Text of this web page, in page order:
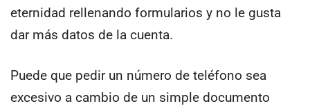
eternidad rellenando formularios y no le gusta
dar más datos de la cuenta.
Puede que pedir un número de teléfono sea
excesivo a cambio de un simple documento